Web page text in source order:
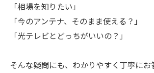
「相場を知りたい」
「今のアンテナ、そのまま使える？」
「光テレビとどっちがいいの？」
そんな疑問にも、わかりやすく丁寧にお